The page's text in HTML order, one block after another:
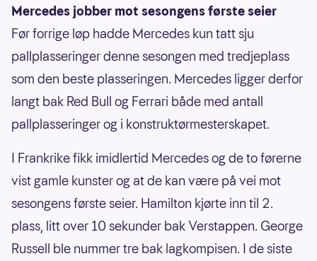
Mercedes jobber mot sesongens første seier
Før forrige løp hadde Mercedes kun tatt sju
pallplasseringer denne sesongen med tredjeplass
som den beste plasseringen. Mercedes ligger derfor
langt bak Red Bull og Ferrari både med antall
pallplasseringer og i konstruktørmesterskapet.
I Frankrike fikk imidlertid Mercedes og de to førerne
vist gamle kunster og at de kan være på vei mot
sesongens første seier. Hamilton kjørte inn til 2.
plass, litt over 10 sekunder bak Verstappen. George
Russell ble nummer tre bak lagkompisen. I de siste